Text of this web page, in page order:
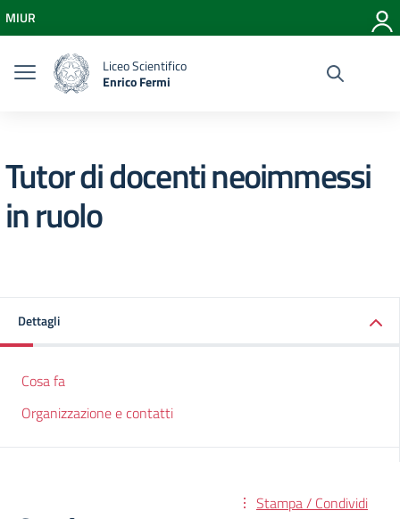
Vai al menu di navigazione
Vai al footer
MIUR
Liceo Scientifico
Enrico Fermi
Tutor di docenti neoimmessi
in ruolo
Dettagli
Cosa fa
Organizzazione e contatti
Stampa / Condividi